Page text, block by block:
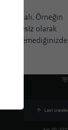
Örneğin
kalitesiz olarak
edemediğinizde